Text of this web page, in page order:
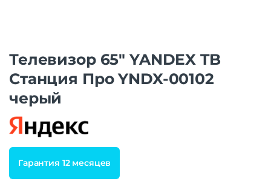
Телевизор 65″ YANDEX TB
Станция Про YNDX-00102
черый
Гарантия 12 месяцев